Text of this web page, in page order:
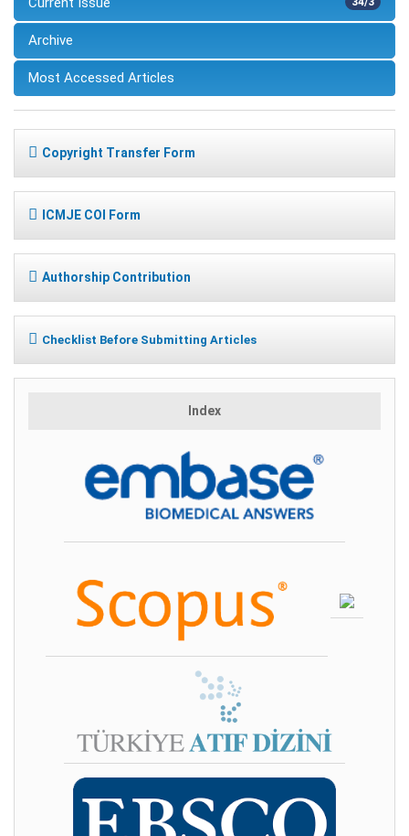
Archive
Most Accessed Articles
Copyright Transfer Form
ICMJE COI Form
Authorship Contribution
Checklist Before Submitting Articles
Index